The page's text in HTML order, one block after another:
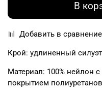
В
Добавить в сравнение
Крой: удлиненный
Материал: 100% нейлон с
покрытием